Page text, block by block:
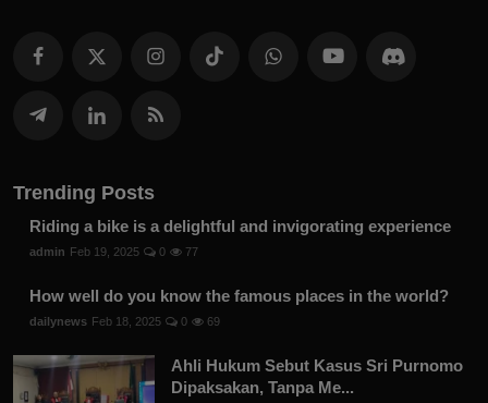
Trending Posts
Riding a bike is a delightful and invigorating experience
admin Feb 19, 2025 0 77
How well do you know the famous places in the world?
dailynews Feb 18, 2025 0 69
Ahli Hukum Sebut Kasus Sri Purnomo
Dipaksakan, Tanpa Me...